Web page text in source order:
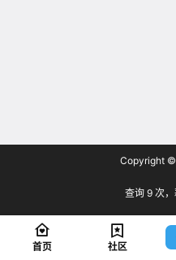
Copyright
查询 9 次
首页 社区